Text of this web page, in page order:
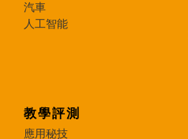
汽車
人工智能
教學評測
應用秘技